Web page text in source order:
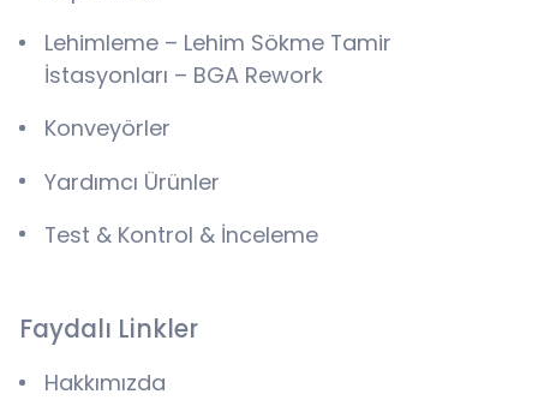
Lehimleme – Lehim Sökme Tamir
İstasyonları – BGA Rework
Konveyörler
Yardımcı Ürünler
Test & Kontrol & İnceleme
Faydalı Linkler
Hakkımızda